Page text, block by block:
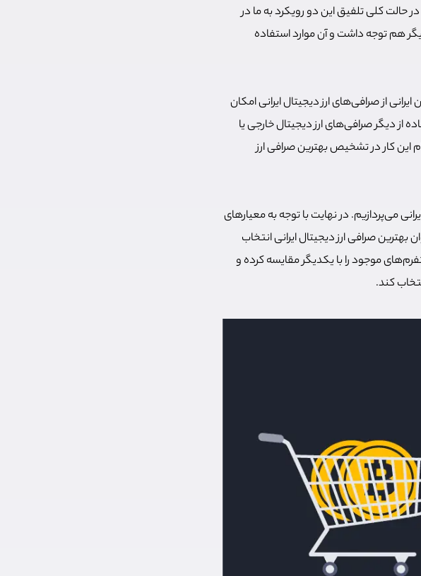
کلی تلفیق این دو رویکرد به ما در
هم توجه داشت و آن موارد استفاده
از صرافی‌های ارز دیجیتال ایرانی امکان
از دیگر صرافی‌های ارز دیجیتال خارجی یا
این کار در تشخیص بهترین صرافی ارز
می‌پردازیم. در نهایت با توجه به معیارهای
صرافی ارز دیجیتال ایرانی انتخاب
موجود را با یکدیگر مقایسه کرده و
کند.